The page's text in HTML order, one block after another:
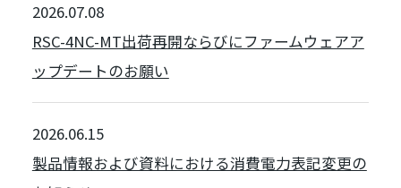
2026.07.08
RSC-4NC-MT出荷再開ならびにファームウェアア
ップデートのお願い
2026.06.15
製品情報および資料における消費電力表記変更の